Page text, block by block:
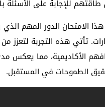
للإجابة على الأسئلة
الامتحان الدور المهم
تأتي هذه التجربة لتعزز
الأكاديمية، مما يعكس
الطموحات في المستقبل.